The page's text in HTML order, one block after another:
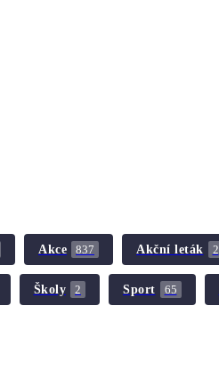
Akce 837 Akční leták 2
Školy 2 Sport 65